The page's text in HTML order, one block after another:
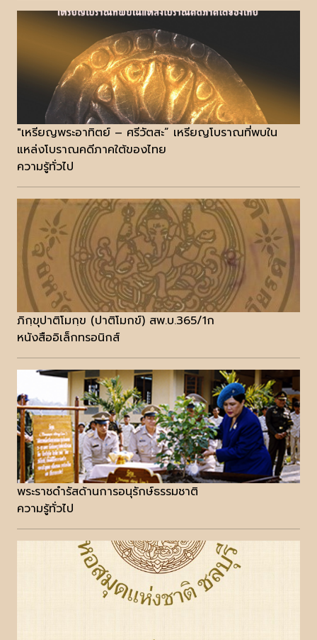
"เหรียญพระอาทิตย์ – ศรีวัตสะ” เหรียญโบราณที่พบใน
แหล่งโบราณคดีภาคใต้ของไทย
ความรู้ทั่วไป
ภิกฺขุปาติโมกฺข (ปาติโมกข์) สพ.บ.365/1ก
หนังสืออิเล็กทรอนิกส์
พระราชดำรัสด้านการอนุรักษ์ธรรมชาติ
ความรู้ทั่วไป